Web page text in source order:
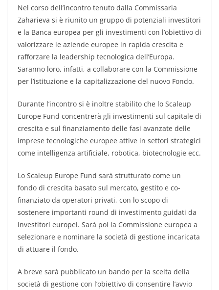
Nel corso dell’incontro tenuto dalla Commissaria
Zaharieva si è riunito un gruppo di potenziali investitori
e la Banca europea per gli investimenti con l’obiettivo di
valorizzare le aziende europee in rapida crescita e
rafforzare la leadership tecnologica dell’Europa.
Saranno loro, infatti, a collaborare con la Commissione
per l’istituzione e la capitalizzazione del nuovo Fondo.
Durante l’incontro si è inoltre stabilito che lo Scaleup
Europe Fund concentrerà gli investimenti sul capitale di
crescita e sul finanziamento delle fasi avanzate delle
imprese tecnologiche europee attive in settori strategici
come intelligenza artificiale, robotica, biotecnologie ecc.
Lo Scaleup Europe Fund sarà strutturato come un
fondo di crescita basato sul mercato, gestito e co-
finanziato da operatori privati, con lo scopo di
sostenere importanti round di investimento guidati da
investitori europei. Sarà poi la Commissione europea a
selezionare e nominare la società di gestione incaricata
di attuare il fondo.
A breve sarà pubblicato un bando per la scelta della
società di gestione con l’obiettivo di consentire l’avvio